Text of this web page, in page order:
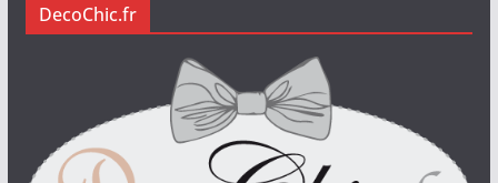
DecoChic.fr